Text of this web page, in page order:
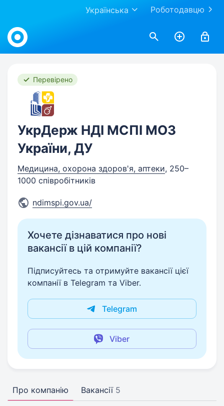
Роботодавцю
Українська
Work.ua
Перевірено
УкрДерж НДІ МСПІ МОЗ
України, ДУ
Медицина, охорона здоров'я, аптеки, 250–
1000 співробітників
ndimspi.gov.ua/
Хочете дізнаватися про нові
вакансії в цій компанії?
Підписуйтесь та отримуйте вакансії цієї
компанії в Telegram та Viber.
Telegram
Viber
Про компанію Вакансії 5